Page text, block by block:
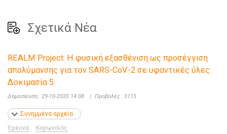
Σχετικά Νέα
REALM Project: Η φυσική εξασθένιση ως προσέγγιση
απολύμανσης για τον SARS-CoV-2 σε υφαντικές ύλες:
Δοκιμασία 5
Δημοσίευση: 29-10-2020 14:08 | Προβολές: 3115
Συνημμένα αρχεία
Έρευνα
Κορωνοϊός